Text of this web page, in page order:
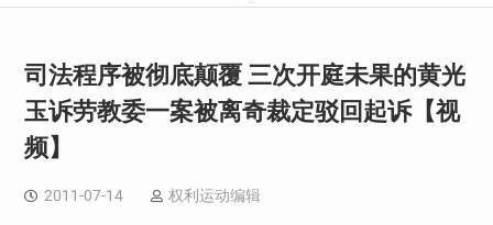
司法程序被彻底颠覆 三次开庭未果的黄光
玉诉劳教委一案被离奇裁定驳回起诉【视
频】
2011-07-14 权利运动编辑